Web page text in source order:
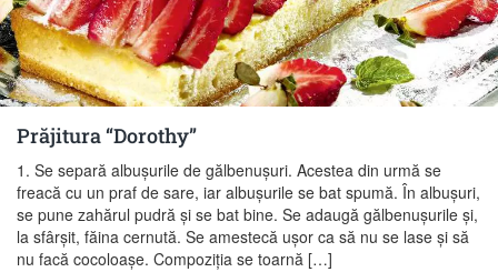
Prăjitura “Dorothy”
1. Se separă albuşurile de gălbenuşuri. Acestea din urmă se
freacă cu un praf de sare, iar albuşurile se bat spumă. În albuşuri,
se pune zahărul pudră şi se bat bine. Se adaugă gălbenuşurile şi,
la sfârşit, făina cernută. Se amestecă uşor ca să nu se lase şi să
nu facă cocoloaşe. Compoziţia se toarnă […]